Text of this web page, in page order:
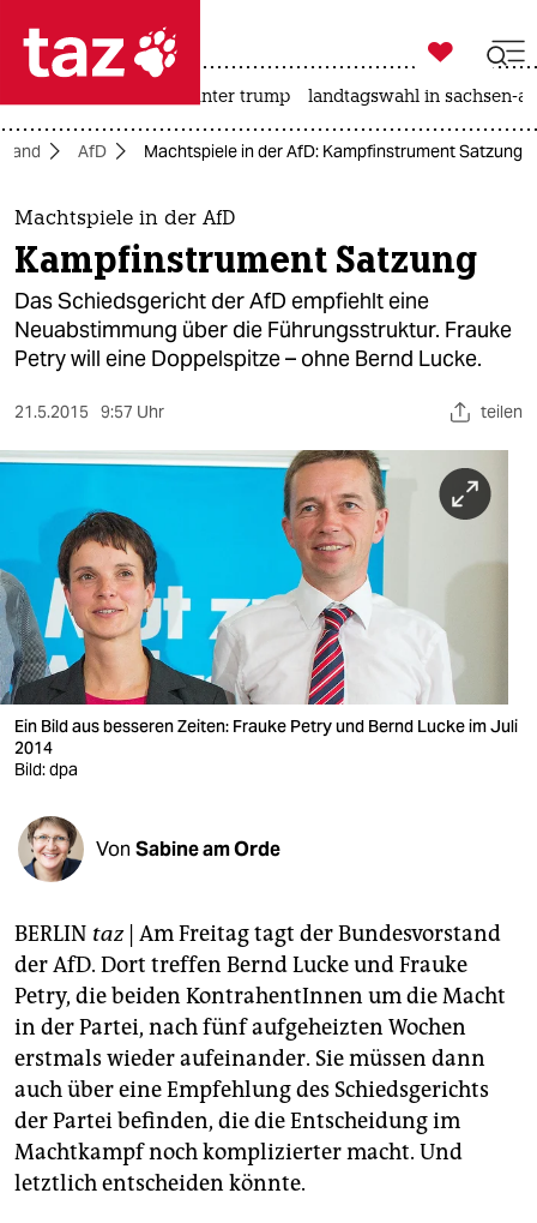
 taz zahl ich
taz zahl ich
themen
politik
öko
gesellschaft
berlin
nord
wahrheit
verlag
verlag
shop
fragen & hilfe
unterstützen
abo
genossenschaft
epaper login

taz zahl ich
usa unter trump landtagswahl in sachsen-
AfD Machtspiele in der AfD: Kampfinstrument Satzung
Machtspiele in der AfD
Kampfinstrument Satzung
Das Schiedsgericht der AfD empfiehlt eine
Neuabstimmung über die Führungsstruktur. Frauke
Petry will eine Doppelspitze – ohne Bernd Lucke.
21.5.2015 9:57 Uhr teilen
Ein Bild aus besseren Zeiten: Frauke Petry und Bernd Lucke im Juli
2014
Bild: dpa
Von Sabine am Orde
BERLIN taz| Am Freitag tagt der Bundesvorstand
der AfD. Dort treffen Bernd Lucke und Frauke
Petry, die beiden KontrahentInnen um die Macht
in der Partei, nach fünf aufgeheizten Wochen
erstmals wieder aufeinander. Sie müssen dann
auch über eine Empfehlung des Schiedsgerichts
der Partei befinden, die die Entscheidung im
Machtkampf noch komplizierter macht. Und
letztlich entscheiden könnte.